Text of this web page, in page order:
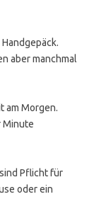
aber manchmal
am Morgen.
Minute
Pflicht für
oder ein